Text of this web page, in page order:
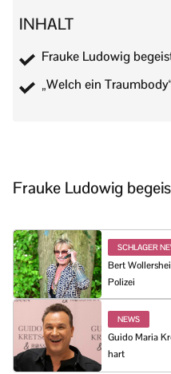
INHALT
Frauke Ludowig
„Welch ein
Frauke Ludowig
SCHLAGER
Bert
Polizei
NEWS
Guido Maria
hart